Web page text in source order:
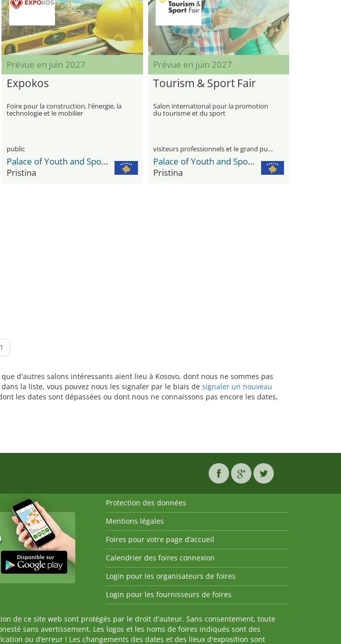
Prévue en juin 2027
Expokos
Foire pour la construction, l'énergie, la
technologie et le mobilier
public
Palace of Youth and Sports
Pristina
Prévue en juin 2027
Tourism & Sport Fair
Salon international pour la promotion
du tourisme et du sport
visiteurs professionnels et le grand public
Palace of Youth and Sports
Pristina
1
d'autres salons intéressants aient lieu à Kosovo, dont nous ne sommes pas
la liste, vous pouvez nous les signaler par le biais de signaler un nouveau
les dates sont dépassées ou dont nous ne connaissons pas encore les dates,
Protection des données
Mentions légales
Foires pour votre page d’accueil
Calendrier des foires connexion
Login pour les organisateurs de foires
Login pour les fournisseurs de foires
de ce site web sont protégés par le droit d'auteur. Sans consentement, toute
sans avertissement. Les logos et les noms de foires indiqués sont des
ou d’erreur ! Les changements des dates et des lieux d'exposition sont